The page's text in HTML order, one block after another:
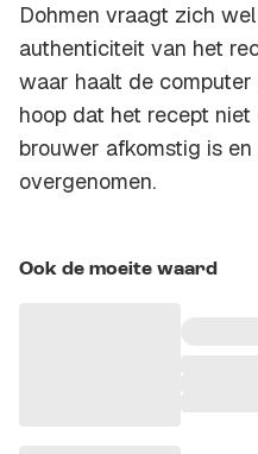
Dohmen vraagt zich
authenticiteit van het
waar haalt de
hoop dat het recept
brouwer afkomstig is
overgenomen.
Ook de moeite waard